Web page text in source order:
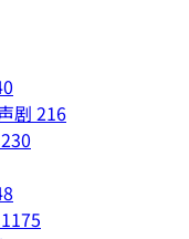
剧 216
230
1175